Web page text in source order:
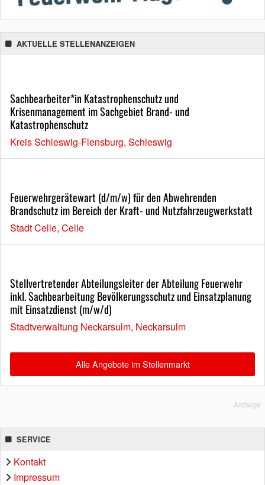
AKTUELLE STELLENANZEIGEN
Sachbearbeiter*in Katastrophenschutz und
Krisenmanagement im Sachgebiet Brand- und
Katastrophenschutz
Kreis Schleswig-Flensburg, Schleswig
Feuerwehrgerätewart (d/m/w) für den Abwehrenden
Brandschutz im Bereich der Kraft- und Nutzfahrzeugwerkstatt
Stadt Celle, Celle
Stellvertretender Abteilungsleiter der Abteilung Feuerwehr
inkl. Sachbearbeitung Bevölkerungsschutz und Einsatzplanung
mit Einsatzdienst (m/w/d)
Stadtverwaltung Neckarsulm, Neckarsulm
Alle Angebote im Stellenmarkt
Anzeige
SERVICE
Kontakt
Impressum